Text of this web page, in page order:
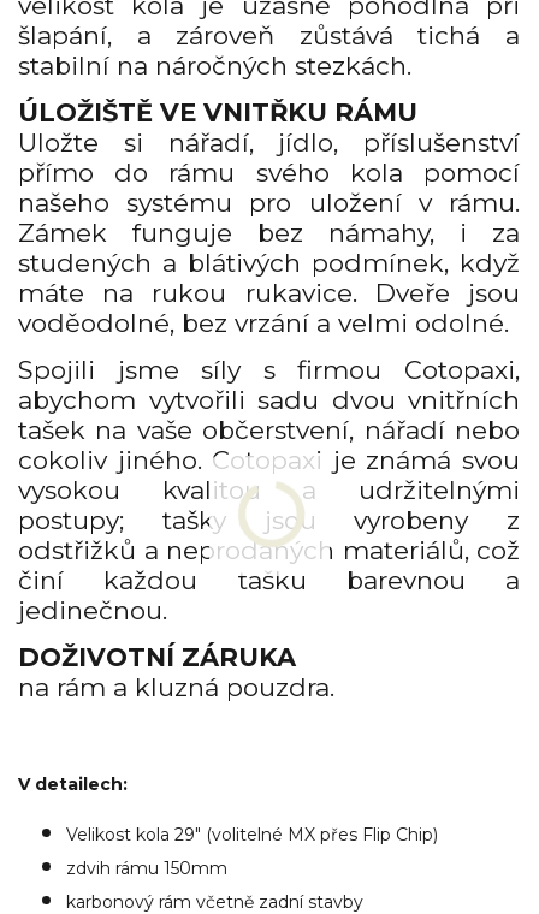
šlapání, a zároveň zůstává tichá a
stabilní na náročných stezkách.
ÚLOŽIŠTĚ VE VNITŘKU RÁMU
Uložte si nářadí, jídlo, příslušenství
přímo do rámu svého kola pomocí
našeho systému pro uložení v rámu.
Zámek funguje bez námahy, i za
studených a blátivých podmínek, když
máte na rukou rukavice. Dveře jsou
voděodolné, bez vrzání a velmi odolné.
Spojili jsme síly s firmou Cotopaxi,
abychom vytvořili sadu dvou vnitřních
tašek na vaše občerstvení, nářadí nebo
cokoliv jiného. Cotopaxi je známá svou
vysokou kvalitou a udržitelnými
postupy; tašky jsou vyrobeny z
odstřižků a neprodaných materiálů, což
činí každou tašku barevnou a
jedinečnou.
DOŽIVOTNÍ ZÁRUKA
na rám a kluzná pouzdra.
V detailech:
Velikost kola 29" (volitelné MX přes Flip Chip)
zdvih rámu 150mm
karbonový rám včetně zadní stavby